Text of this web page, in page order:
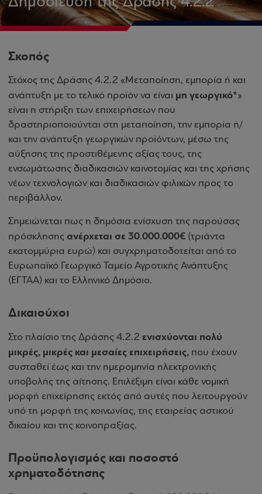
Σκοπός
Στόχος της Δράσης 4.2.2 «Μεταποίηση, εμπορία ή και
ανάπτυξη με το τελικό προϊόν να είναι μη γεωργικό*»
είναι η στήριξη των επιχειρήσεων που
δραστηριοποιούνται στη μεταποίηση, την εμπορία ή/
και την ανάπτυξη γεωργικών προϊόντων, μέσω της
αύξησης της προστιθέμενης αξίας τους, της
ενσωμάτωσης διαδικασιών καινοτομίας και της χρήσης
νέων τεχνολογιών και διαδικασιών φιλικών προς το
περιβάλλον.
Σημειώνεται πως η δημόσια ενίσχυση της παρούσας
πρόσκλησης ανέρχεται σε 30.000.000€ (τριάντα
εκατομμύρια ευρώ) και συγχρηματοδοτείται από το
Ευρωπαϊκό Γεωργικό Ταμείο Αγροτικής Ανάπτυξης
(ΕΓΤΑΑ) και το Ελληνικό Δημόσιο.
Δικαιούχοι
Στο πλαίσιο της Δράσης 4.2.2 ενισχύονται πολύ
μικρές, μικρές και μεσαίες επιχειρήσεις, που έχουν
συσταθεί έως και την ημερομηνία ηλεκτρονικής
υποβολής της αίτησης. Επιλέξιμη είναι κάθε νομική
μορφή επιχείρησης εκτός από αυτές που λειτουργούν
υπό τη μορφή της κοινωνίας, της εταιρείας αστικού
δικαίου και της κοινοπραξίας.
Προϋπολογισμός και ποσοστό
χρηματοδότησης